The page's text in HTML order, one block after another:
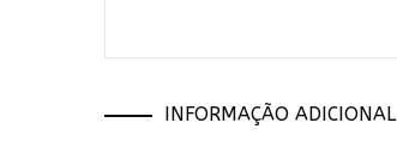
INFORMAÇÃO ADICIONAL